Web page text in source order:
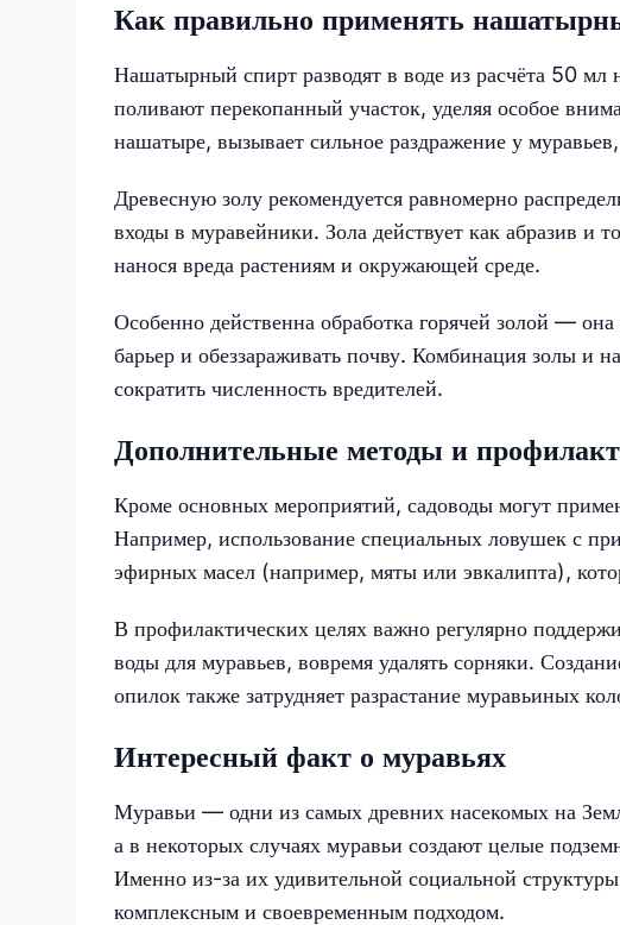
Как правильно применять
Нашатырный спирт разводят в воде из расчёта 50
поливают перекопанный участок, уделяя особое
нашатыре, вызывает сильное раздражение у
Древесную золу рекомендуется равномерно
входы в муравейники. Зола действует как абразив
нанося вреда растениям и окружающей среде.
Особенно действенна обработка горячей золой —
барьер и обеззараживать почву. Комбинация золы и
сократить численность вредителей.
Дополнительные методы и
Кроме основных мероприятий, садоводы могут
Например, использование специальных ловушек с
эфирных масел (например, мяты или эвкалипта),
В профилактических целях важно регулярно
воды для муравьев, вовремя удалять сорняки.
опилок также затрудняет разрастание муравьиных
Интересный факт о муравьях
Муравьи — одни из самых древних насекомых на
а в некоторых случаях муравьи создают целые
Именно из-за их удивительной социальной
комплексным и своевременным подходом.